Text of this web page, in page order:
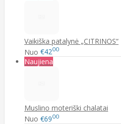
Vaikiška patalynė „CITRINOS“
Nuo €4200
Naujiena
Muslino moteriški chalatai
Nuo €6900